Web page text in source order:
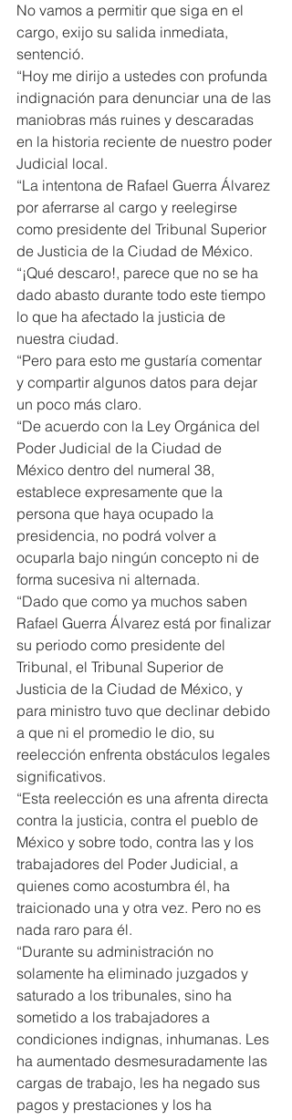
No vamos a permitir que siga en el
cargo, exijo su salida inmediata,
sentenció.
“Hoy me dirijo a ustedes con profunda
indignación para denunciar una de las
maniobras más ruines y descaradas
en la historia reciente de nuestro poder
Judicial local.
“La intentona de Rafael Guerra Álvarez
por aferrarse al cargo y reelegirse
como presidente del Tribunal Superior
de Justicia de la Ciudad de México.
“¡Qué descaro!, parece que no se ha
dado abasto durante todo este tiempo
lo que ha afectado la justicia de
nuestra ciudad.
“Pero para esto me gustaría comentar
y compartir algunos datos para dejar
un poco más claro.
“De acuerdo con la Ley Orgánica del
Poder Judicial de la Ciudad de
México dentro del numeral 38,
establece expresamente que la
persona que haya ocupado la
presidencia, no podrá volver a
ocuparla bajo ningún concepto ni de
forma sucesiva ni alternada.
“Dado que como ya muchos saben
Rafael Guerra Álvarez está por finalizar
su periodo como presidente del
Tribunal, el Tribunal Superior de
Justicia de la Ciudad de México, y
para ministro tuvo que declinar debido
a que ni el promedio le dio, su
reelección enfrenta obstáculos legales
significativos.
“Esta reelección es una afrenta directa
contra la justicia, contra el pueblo de
México y sobre todo, contra las y los
trabajadores del Poder Judicial, a
quienes como acostumbra él, ha
traicionado una y otra vez. Pero no es
nada raro para él.
“Durante su administración no
solamente ha eliminado juzgados y
saturado a los tribunales, sino ha
sometido a los trabajadores a
condiciones indignas, inhumanas. Les
ha aumentado desmesuradamente las
cargas de trabajo, les ha negado sus
pagos y prestaciones y los ha